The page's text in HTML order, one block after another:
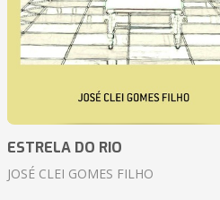
ESTRELA DO RIO
JOSÉ CLEI GOMES FILHO